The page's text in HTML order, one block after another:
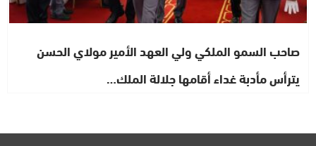
صاحب السمو الملكي ولي العهد الأمير مولاي الحسن
يترأس مأدبة غداء أقامها جلالة الملك…